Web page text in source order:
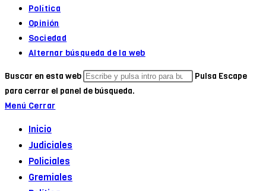
Política
Opinión
Sociedad
Alternar búsqueda de la web
Buscar en esta web
Pulsa Escape
para cerrar el panel de búsqueda.
Menú Cerrar
Inicio
Judiciales
Policiales
Gremiales